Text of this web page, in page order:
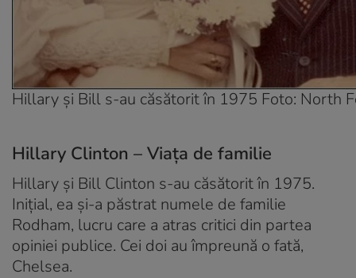
Hillary și Bill s-au căsătorit în 1975 Foto: North
Hillary Clinton – Viața de familie
Hillary și Bill Clinton s-au căsătorit în 1975.
Inițial, ea și-a păstrat numele de familie
Rodham, lucru care a atras critici din partea
opiniei publice. Cei doi au împreună o fată,
Chelsea.